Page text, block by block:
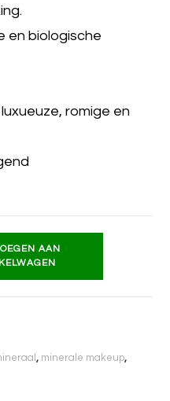
en biologische
romige en
AAN
, minerale makeup,